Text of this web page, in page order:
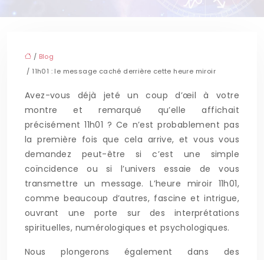
/ Blog
/ 11h01 : le message caché derrière cette heure miroir
Avez-vous déjà jeté un coup d’œil à votre
montre et remarqué qu’elle affichait
précisément 11h01 ? Ce n’est probablement pas
la première fois que cela arrive, et vous vous
demandez peut-être si c’est une simple
coïncidence ou si l’univers essaie de vous
transmettre un message. L’heure miroir 11h01,
comme beaucoup d’autres, fascine et intrigue,
ouvrant une porte sur des interprétations
spirituelles, numérologiques et psychologiques.
Nous plongerons également dans des